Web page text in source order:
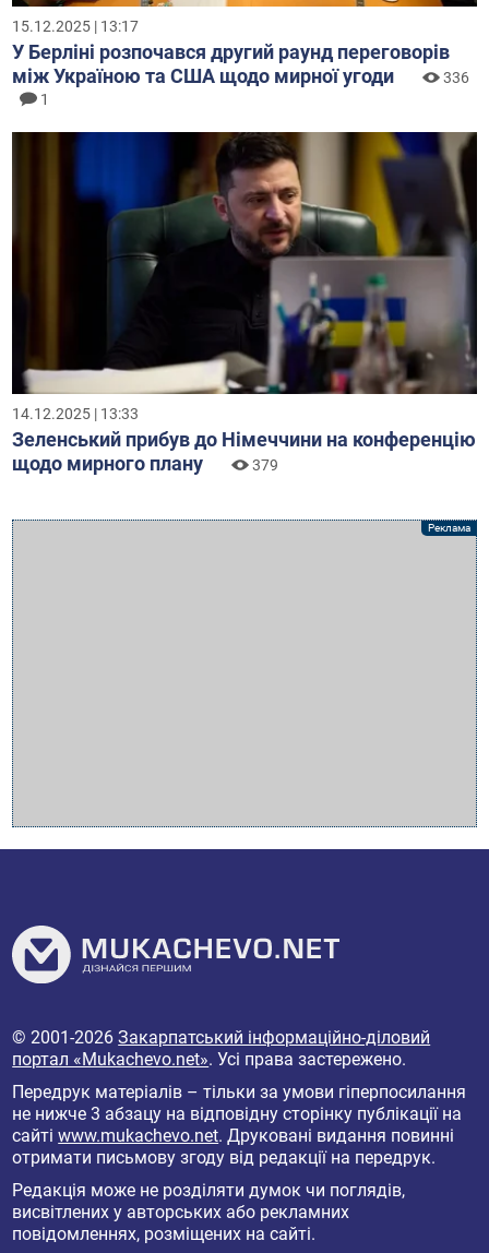
15.12.2025 | 13:17
У Берліні розпочався другий раунд переговорів
між Україною та США щодо мирної угоди
336
1
14.12.2025 | 13:33
Зеленський прибув до Німеччини на конференцію
щодо мирного плану
379
© 2001-2026Закарпатський інформаційно-діловий
портал «Mukachevo.net». Усі права застережено.
Передрук матеріалів – тільки за умови гіперпосилання
не нижче 3 абзацу на відповідну сторінку публікації на
сайтіwww.mukachevo.net. Друковані видання повинні
отримати письмову згоду від редакції на передрук.
Редакція може не розділяти думок чи поглядів,
висвітлених у авторських або рекламних
повідомленнях, розміщених на сайті.